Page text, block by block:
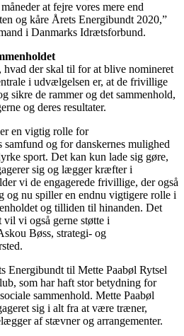
at fejre vores mere end
og kåre Årets Energibundt 2020,”
i Danmarks Idrætsforbund.
der skal til for at blive nomineret
i udvælgelsen er, at de frivillige
sikre de rammer og det sammenhold,
og deres resultater.
en vigtig rolle for
og for danskernes mulighed
sport. Det kan kun lade sig gøre,
sig og lægger kræfter i
vi de engagerede frivillige, der også
og nu spiller en endnu vigtigere rolle i
og tilliden til hinanden. Det
vi også gerne støtte i
Bøss, strategi- og
Energibundt til Mette Paabøl Rytsel
som har haft stor betydning for
sammenhold. Mette Paabøl
sig i alt fra at være træner,
af stævner og arrangementer.